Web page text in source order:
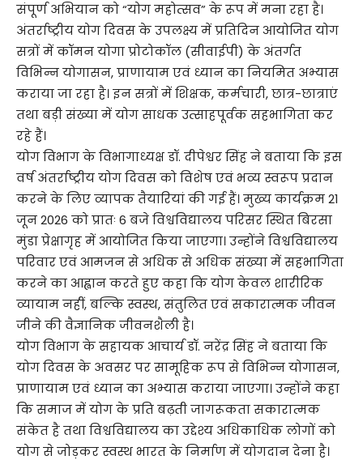
संपूर्ण अभियान को “योग महोत्सव” के रूप में मना रहा है।
अंतर्राष्ट्रीय योग दिवस के उपलक्ष्य में प्रतिदिन आयोजित योग
सत्रों में कॉमन योगा प्रोटोकॉल (सीवाईपी) के अंतर्गत
विभिन्न योगासन, प्राणायाम एवं ध्यान का नियमित अभ्यास
कराया जा रहा है। इन सत्रों में शिक्षक, कर्मचारी, छात्र-छात्राएं
तथा बड़ी संख्या में योग साधक उत्साहपूर्वक सहभागिता कर
रहे हैं।
योग विभाग के विभागाध्यक्ष डॉ. दीपेश्वर सिंह ने बताया कि इस
वर्ष अंतर्राष्ट्रीय योग दिवस को विशेष एवं भव्य स्वरूप प्रदान
करने के लिए व्यापक तैयारियां की गई हैं। मुख्य कार्यक्रम 21
जून 2026 को प्रातः 6 बजे विश्वविद्यालय परिसर स्थित बिरसा
मुंडा प्रेक्षागृह में आयोजित किया जाएगा। उन्होंने विश्वविद्यालय
परिवार एवं आमजन से अधिक से अधिक संख्या में सहभागिता
करने का आह्वान करते हुए कहा कि योग केवल शारीरिक
व्यायाम नहीं, बल्कि स्वस्थ, संतुलित एवं सकारात्मक जीवन
जीने की वैज्ञानिक जीवनशैली है।
योग विभाग के सहायक आचार्य डॉ. नरेंद्र सिंह ने बताया कि
योग दिवस के अवसर पर सामूहिक रूप से विभिन्न योगासन,
प्राणायाम एवं ध्यान का अभ्यास कराया जाएगा। उन्होंने कहा
कि समाज में योग के प्रति बढ़ती जागरूकता सकारात्मक
संकेत है तथा विश्वविद्यालय का उद्देश्य अधिकाधिक लोगों को
योग से जोड़कर स्वस्थ भारत के निर्माण में योगदान देना है।